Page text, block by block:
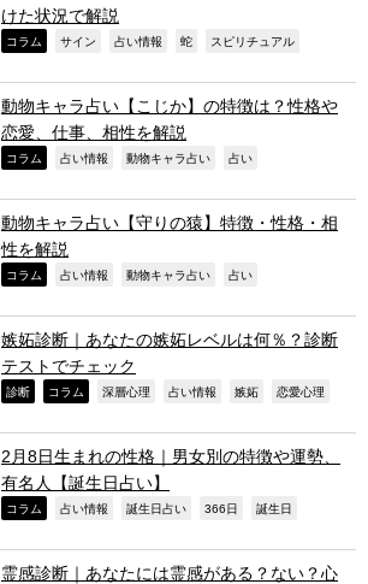
けた状況で解説
コラム サイン 占い情報 蛇 スピリチュアル
動物キャラ占い【こじか】の特徴は？性格や
恋愛、仕事、相性を解説
コラム 占い情報 動物キャラ占い 占い
動物キャラ占い【守りの猿】特徴・性格・相
性を解説
コラム 占い情報 動物キャラ占い 占い
嫉妬診断｜あなたの嫉妬レベルは何％？診断
テストでチェック
診断 コラム 深層心理 占い情報 嫉妬 恋愛心理
2月8日生まれの性格｜男女別の特徴や運勢、
有名人【誕生日占い】
コラム 占い情報 誕生日占い 366日 誕生日
霊感診断｜あなたには霊感がある？ない？心